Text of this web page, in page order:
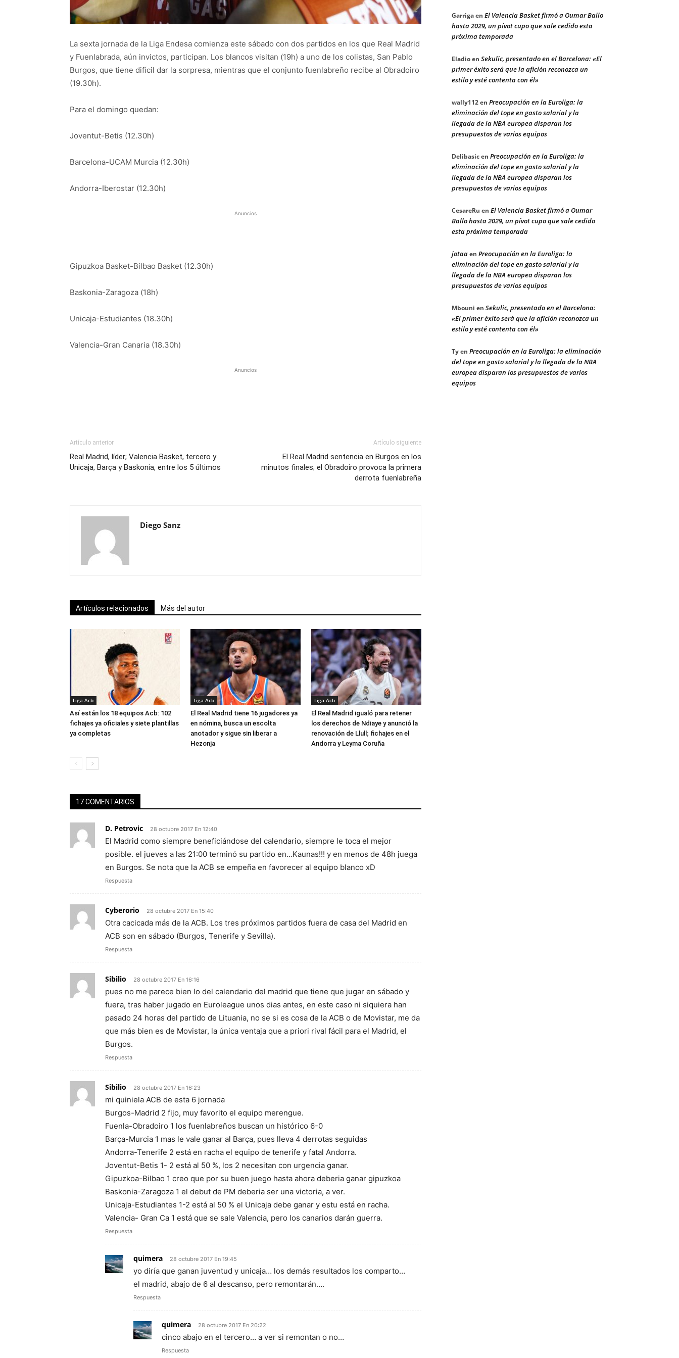
La sexta jornada de la Liga Endesa comienza este sábado con dos partidos en los que Real Madrid
y Fuenlabrada, aún invictos, participan. Los blancos visitan (19h) a uno de los colistas, San Pablo
Burgos, que tiene difícil dar la sorpresa, mientras que el conjunto fuenlabreño recibe al Obradoiro
(19.30h).
Para el domingo quedan:
Joventut-Betis (12.30h)
Barcelona-UCAM Murcia (12.30h)
Andorra-Iberostar (12.30h)
Anuncios
Gipuzkoa Basket-Bilbao Basket (12.30h)
Baskonia-Zaragoza (18h)
Unicaja-Estudiantes (18.30h)
Valencia-Gran Canaria (18.30h)
Anuncios
Artículo anterior
Real Madrid, líder; Valencia Basket, tercero y
Unicaja, Barça y Baskonia, entre los 5 últimos
Artículo siguiente
El Real Madrid sentencia en Burgos en los
minutos finales; el Obradoiro provoca la primera
derrota fuenlabreña
Diego Sanz
Artículos relacionados Más del autor
Liga Acb
Así están los 18 equipos Acb: 102
fichajes ya oficiales y siete plantillas
ya completas
Liga Acb
El Real Madrid tiene 16 jugadores ya
en nómina, busca un escolta
anotador y sigue sin liberar a
Hezonja
Liga Acb
El Real Madrid igualó para retener
los derechos de Ndiaye y anunció la
renovación de Llull; fichajes en el
Andorra y Leyma Coruña
17 COMENTARIOS
D. Petrovic 28 octubre 2017 En 12:40
El Madrid como siempre beneficiándose del calendario, siempre le toca el mejor
posible. el jueves a las 21:00 terminó su partido en…Kaunas!!! y en menos de 48h juega
en Burgos. Se nota que la ACB se empeña en favorecer al equipo blanco xD
Respuesta
Cyberorio 28 octubre 2017 En 15:40
Otra cacicada más de la ACB. Los tres próximos partidos fuera de casa del Madrid en
ACB son en sábado (Burgos, Tenerife y Sevilla).
Respuesta
Sibilio 28 octubre 2017 En 16:16
pues no me parece bien lo del calendario del madrid que tiene que jugar en sábado y
fuera, tras haber jugado en Euroleague unos dias antes, en este caso ni siquiera han
pasado 24 horas del partido de Lituania, no se si es cosa de la ACB o de Movistar, me da
que más bien es de Movistar, la única ventaja que a priori rival fácil para el Madrid, el
Burgos.
Respuesta
Sibilio 28 octubre 2017 En 16:23
mi quiniela ACB de esta 6 jornada
Burgos-Madrid 2 fijo, muy favorito el equipo merengue.
Fuenla-Obradoiro 1 los fuenlabreños buscan un histórico 6-0
Barça-Murcia 1 mas le vale ganar al Barça, pues lleva 4 derrotas seguidas
Andorra-Tenerife 2 está en racha el equipo de tenerife y fatal Andorra.
Joventut-Betis 1- 2 está al 50 %, los 2 necesitan con urgencia ganar.
Gipuzkoa-Bilbao 1 creo que por su buen juego hasta ahora deberia ganar gipuzkoa
Baskonia-Zaragoza 1 el debut de PM deberia ser una victoria, a ver.
Unicaja-Estudiantes 1-2 está al 50 % el Unicaja debe ganar y estu está en racha.
Valencia- Gran Ca 1 está que se sale Valencia, pero los canarios darán guerra.
Respuesta
quimera 28 octubre 2017 En 19:45
yo diría que ganan juventud y unicaja… los demás resultados los comparto…
el madrid, abajo de 6 al descanso, pero remontarán….
Respuesta
quimera 28 octubre 2017 En 20:22
cinco abajo en el tercero… a ver si remontan o no…
Respuesta
Garrigaen El Valencia Basket firmó a Oumar Ballo
hasta 2029, un pívot cupo que sale cedido esta
próxima temporada
Eladioen Sekulic, presentado en el Barcelona: «El
primer éxito será que la afición reconozca un
estilo y esté contenta con él»
wally112en Preocupación en la Euroliga: la
eliminación del tope en gasto salarial y la
llegada de la NBA europea disparan los
presupuestos de varios equipos
Delibasicen Preocupación en la Euroliga: la
eliminación del tope en gasto salarial y la
llegada de la NBA europea disparan los
presupuestos de varios equipos
CesareRu en El Valencia Basket firmó a Oumar
Ballo hasta 2029, un pívot cupo que sale cedido
esta próxima temporada
jotaaen Preocupación en la Euroliga: la
eliminación del tope en gasto salarial y la
llegada de la NBA europea disparan los
presupuestos de varios equipos
Mbouni en Sekulic, presentado en el Barcelona:
«El primer éxito será que la afición reconozca un
estilo y esté contenta con él»
Tyen Preocupación en la Euroliga: la eliminación
del tope en gasto salarial y la llegada de la NBA
europea disparan los presupuestos de varios
equipos